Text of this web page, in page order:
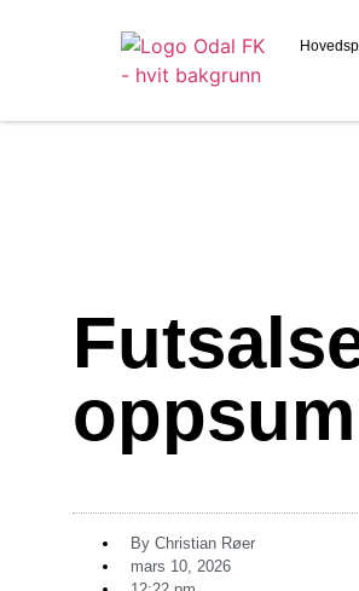
By Christian Røer
mars 10, 2026